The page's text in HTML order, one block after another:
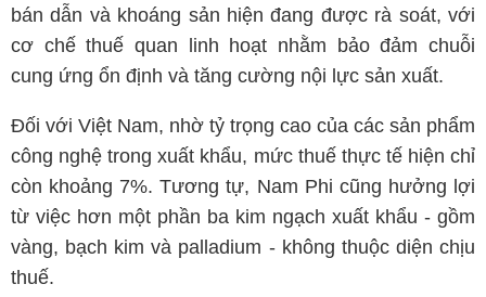
bán dẫn và khoáng sản hiện đang được rà soát, với
cơ chế thuế quan linh hoạt nhằm bảo đảm chuỗi
cung ứng ổn định và tăng cường nội lực sản xuất.
Đối với Việt Nam, nhờ tỷ trọng cao của các sản phẩm
công nghệ trong xuất khẩu, mức thuế thực tế hiện chỉ
còn khoảng 7%. Tương tự, Nam Phi cũng hưởng lợi
từ việc hơn một phần ba kim ngạch xuất khẩu - gồm
vàng, bạch kim và palladium - không thuộc diện chịu
thuế.